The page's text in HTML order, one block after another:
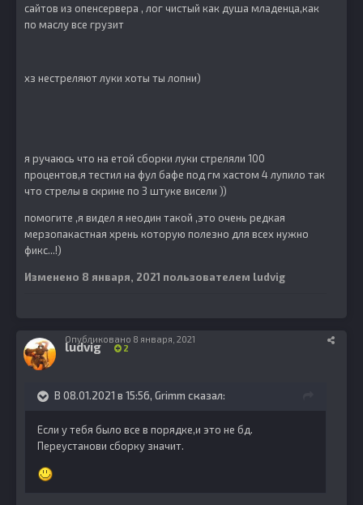
сайтов из опенсервера , лог чистый как душа младенца,как
по маслу все грузит
хз нестреляют луки хоты ты лопни)
я ручаюсь что на етой сборки луки стреляли 100
процентов,я тестил на фул бафе под гм хастом 4 лупило так
что стрелы в скрине по 3 штуке висели ))
помогите ,я видел я неодин такой ,это очень редкая
мерзопакастная хрень которую полезно для всех нужно
фикс...!)
Изменено 8 января, 2021 пользователем ludvig
ludvig 2
Опубликовано 8 января, 2021
В 08.01.2021 в 15:56, Grimm сказал:
Если у тебя было все в порядке,и это не бд.
Переустанови сборку значит.